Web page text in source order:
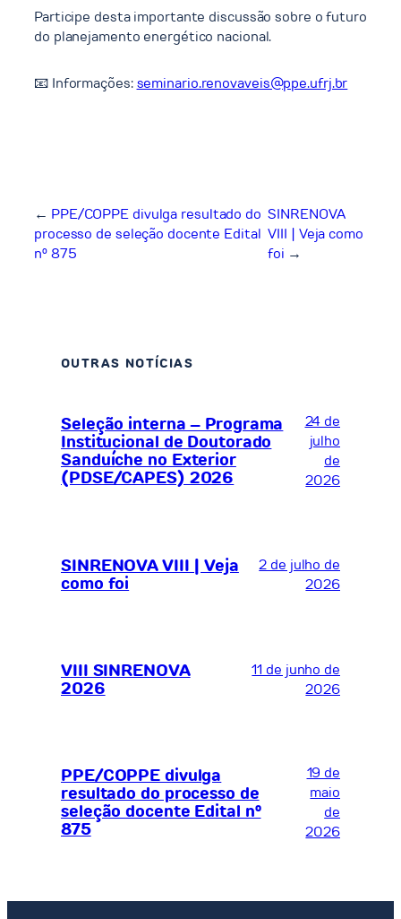
Participe desta importante discussão sobre o futuro
do planejamento energético nacional.
📧 Informações:seminario.renovaveis@ppe.ufrj.br
← PPE/COPPE divulga resultado do
processo de seleção docente Edital
nº 875
SINRENOVA
VIII | Veja como
foi →
OUTRAS NOTÍCIAS
Seleção interna – Programa
Institucional de Doutorado
Sanduíche no Exterior
(PDSE/CAPES) 2026
24 de
julho
de
2026
SINRENOVA VIII | Veja
como foi
2 de julho de
2026
VIII SINRENOVA
2026
11 de junho de
2026
PPE/COPPE divulga
resultado do processo de
seleção docente Edital nº
875
19 de
maio
de
2026